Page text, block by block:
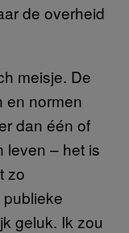
de overheid
meisje. De
en normen
dan één of
leven – het is
zo
geluk. Ik zou